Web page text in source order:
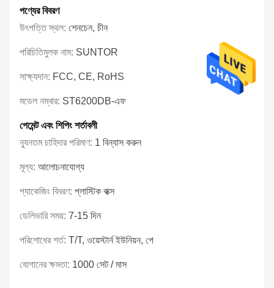
পণ্যের বিবরণ
উৎপত্তি স্থল: শেনচেন, চীন
পরিচিতিমুলক নাম: SUNTOR
সাক্ষ্যদান: FCC, CE, RoHS
মডেল নম্বার: ST6200DB-এফ
পেমেন্ট এবং শিপিং শর্তাবলী
ন্যূনতম চাহিদার পরিমাণ: 1 বিন্যাস করুন
মূল্য: আলোচনাযোগ্য
প্যাকেজিং বিবরণ: প্লাস্টিক বাক্স
ডেলিভারি সময়: 7-15 দিন
পরিশোধের শর্ত: T/T, ওয়েস্টার্ন ইউনিয়ন, পে
যোগানের ক্ষমতা: 1000 সেট / মাস